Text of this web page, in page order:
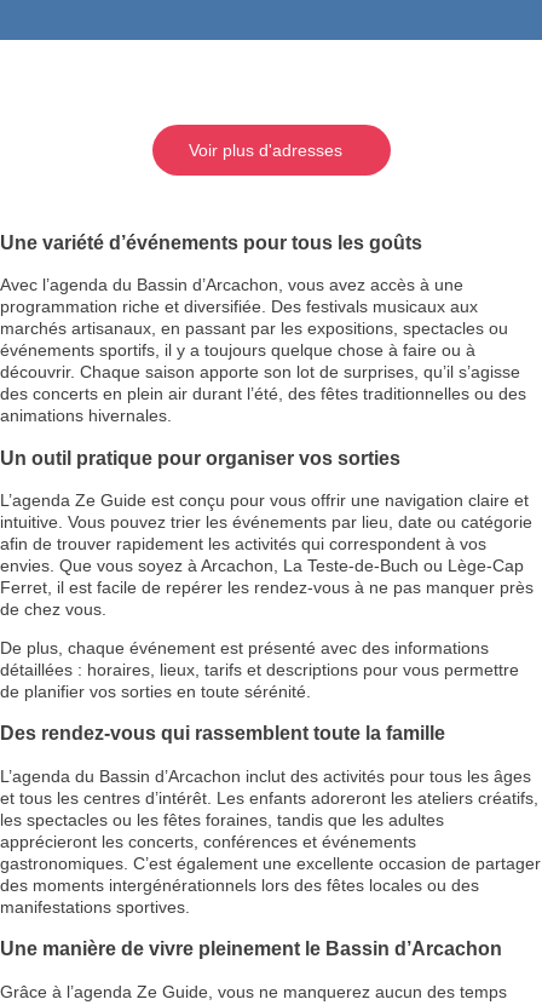
Voir plus d'adresses
Une variété d’événements pour tous les goûts
Avec l’agenda du Bassin d’Arcachon, vous avez accès à une
programmation riche et diversifiée. Des festivals musicaux aux
marchés artisanaux, en passant par les expositions, spectacles ou
événements sportifs, il y a toujours quelque chose à faire ou à
découvrir. Chaque saison apporte son lot de surprises, qu’il s’agisse
des concerts en plein air durant l’été, des fêtes traditionnelles ou des
animations hivernales.
Un outil pratique pour organiser vos sorties
L’agenda Ze Guide est conçu pour vous offrir une navigation claire et
intuitive. Vous pouvez trier les événements par lieu, date ou catégorie
afin de trouver rapidement les activités qui correspondent à vos
envies. Que vous soyez à Arcachon, La Teste-de-Buch ou Lège-Cap
Ferret, il est facile de repérer les rendez-vous à ne pas manquer près
de chez vous.
De plus, chaque événement est présenté avec des informations
détaillées : horaires, lieux, tarifs et descriptions pour vous permettre
de planifier vos sorties en toute sérénité.
Des rendez-vous qui rassemblent toute la famille
L’agenda du Bassin d’Arcachon inclut des activités pour tous les âges
et tous les centres d’intérêt. Les enfants adoreront les ateliers créatifs,
les spectacles ou les fêtes foraines, tandis que les adultes
apprécieront les concerts, conférences et événements
gastronomiques. C’est également une excellente occasion de partager
des moments intergénérationnels lors des fêtes locales ou des
manifestations sportives.
Une manière de vivre pleinement le Bassin d’Arcachon
Grâce à l’agenda Ze Guide, vous ne manquerez aucun des temps